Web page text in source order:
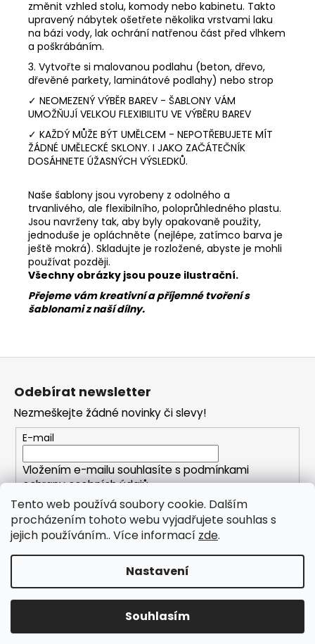
Tento web používá soubory cookie. Dalším
procházením tohoto webu vyjadřujete souhlas s
jejich používáním.. Více informací zde.
Nastavení
Souhlasím
změnit vzhled stolu, komody nebo kabinetu. Takto
upravený nábytek ošetřete několika vrstvami laku
na bázi vody, lak ochrání natřenou část před vlhkem
a poškrábáním.
3. Vytvořte si malovanou podlahu (beton, dřevo,
dřevěné parkety, laminátové podlahy) nebo strop
✓ NEOMEZENÝ VÝBĚR BAREV - ŠABLONY VÁM
UMOŽŇUJÍ VELKOU FLEXIBILITU VE VÝBĚRU BAREV
✓ KAŽDÝ MŮŽE BÝT UMĚLCEM - NEPOTŘEBUJETE MÍT
ŽÁDNÉ UMĚLECKÉ SKLONY. I JAKO ZAČÁTEČNÍK
DOSÁHNETE ÚŽASNÝCH VÝSLEDKŮ.
Naše šablony jsou vyrobeny z odolného a
trvanlivého, ale flexibilního, poloprůhledného plastu.
Jsou navrženy tak, aby byly opakovaně použity,
jednoduše je opláchněte (nejlépe, zatímco barva je
ještě mokrá). Skladujte je rozložené, abyste je mohli
používat později.
Všechny obrázky jsou pouze ilustrační.
Přejeme vám kreativní a příjemné tvoření s
šablonami z naší dílny.
Z
Odebírat newsletter
Nezmeškejte žádné novinky či slevy!
E-mail
Vložením e-mailu souhlasíte spodmínkami
ochrany osobních údajů
PŘIHLÁSIT SE
Copyright 2026MandalaLife.eu. Všechna práva
vyhrazena.